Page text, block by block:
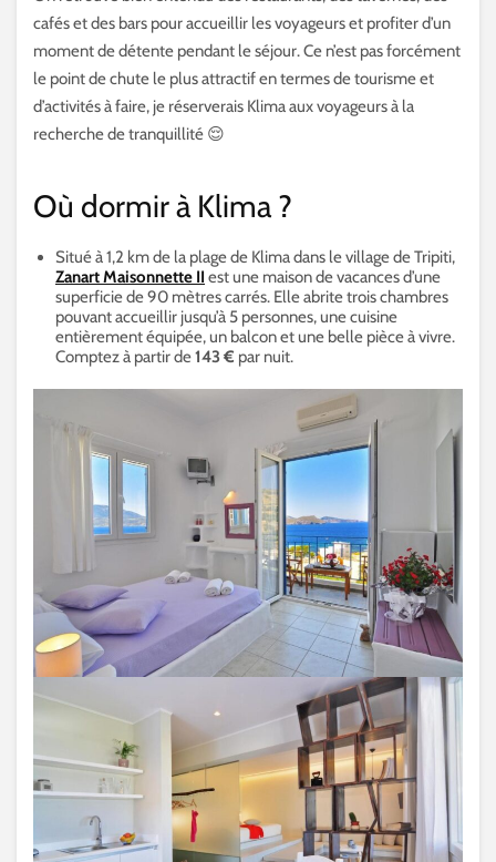
cafés et des bars pour accueillir les voyageurs et profiter d’un
moment de détente pendant le séjour. Ce n’est pas forcément
le point de chute le plus attractif en termes de tourisme et
d’activités à faire, je réserverais Klima aux voyageurs à la
recherche de tranquillité 😌
Où dormir à Klima ?
Situé à 1,2 km de la plage de Klima dans le village de Tripiti,
Zanart Maisonnette II est une maison de vacances d’une
superficie de 90 mètres carrés. Elle abrite trois chambres
pouvant accueillir jusqu’à 5 personnes, une cuisine
entièrement équipée, un balcon et une belle pièce à vivre.
Comptez à partir de143 € par nuit.